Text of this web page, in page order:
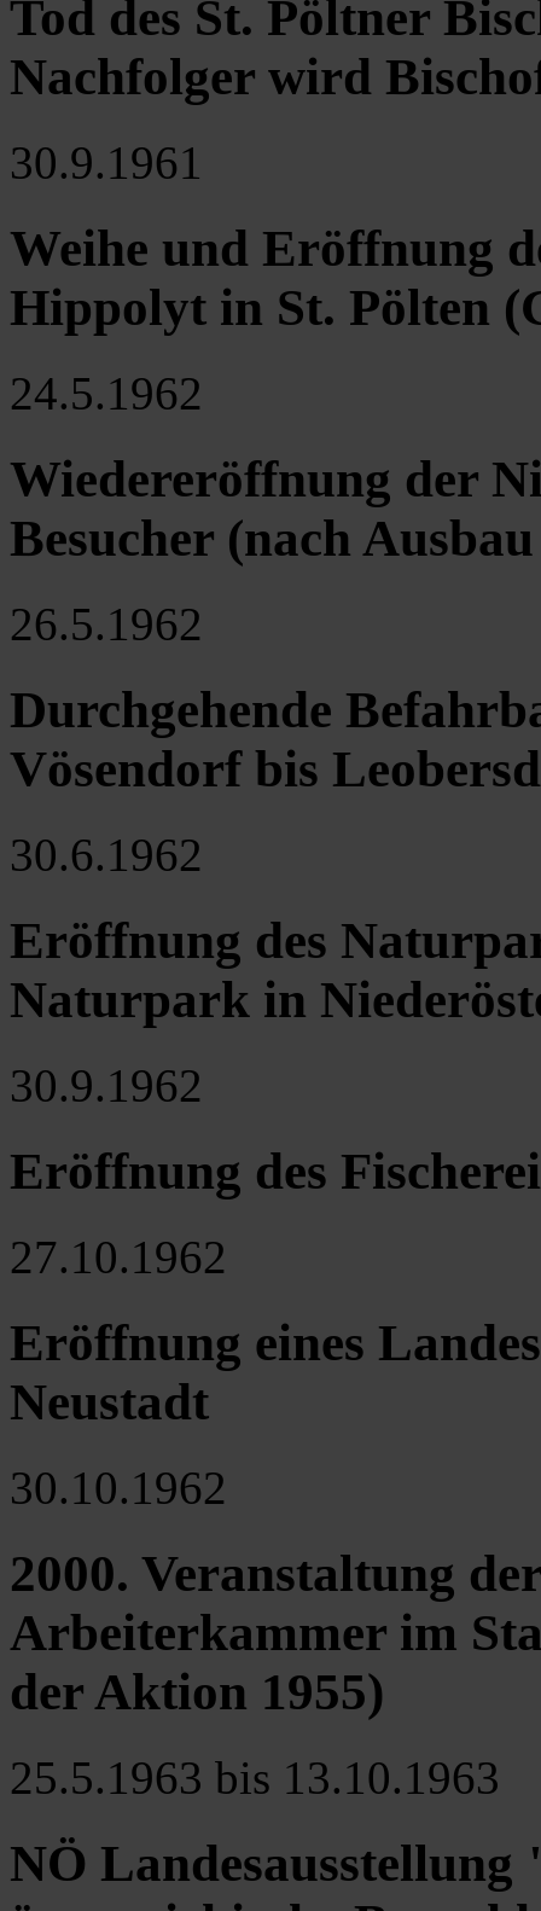
Tod des St. Pöltner
Nachfolger wird
30.9.1961
Weihe und Eröffnung
Hippolyt in St. Pölten
24.5.1962
Wiedereröffnung der
Besucher (nach
26.5.1962
Durchgehende
Vösendorf bis
30.6.1962
Eröffnung des
Naturpark in
30.9.1962
Eröffnung des
27.10.1962
Eröffnung eines
Neustadt
30.10.1962
2000. Veranstaltung
Arbeiterkammer im
der Aktion 1955)
25.5.1963 bis 13.10.1963
NÖ